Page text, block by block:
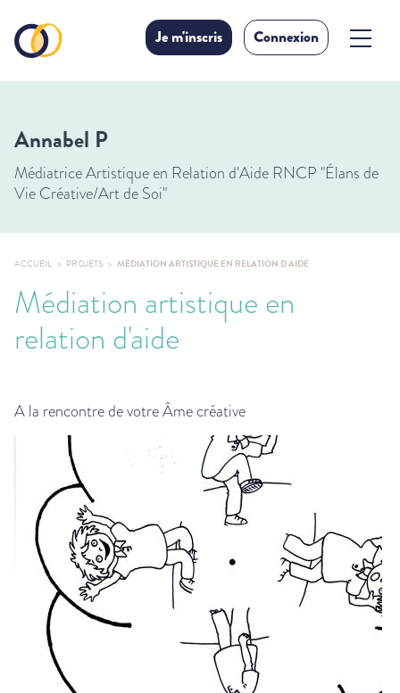
Je m'inscris Connexion
Annabel P
Médiatrice Artistique en Relation d'Aide RNCP "Élans de
Vie Créative/Art de Soi"
ACCUEIL PROJETS MÉDIATION ARTISTIQUE EN RELATION D'AIDE
Médiation artistique en
relation d'aide
A la rencontre de votre Âme créative